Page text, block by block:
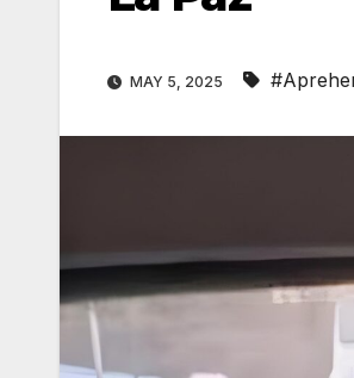
MAY 5, 2025